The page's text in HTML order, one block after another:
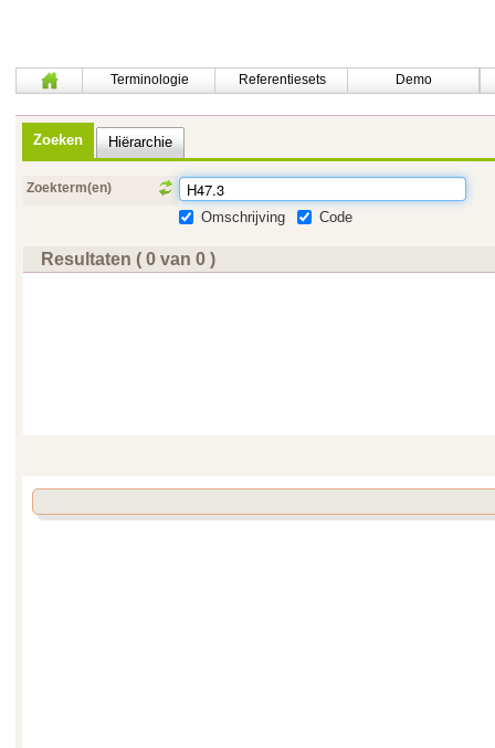
Terminologie Referentiesets Demo
Zoeken Hiërarchie
Zoekterm(en)
Omschrijving Code
Resultaten ( 0 van 0 )